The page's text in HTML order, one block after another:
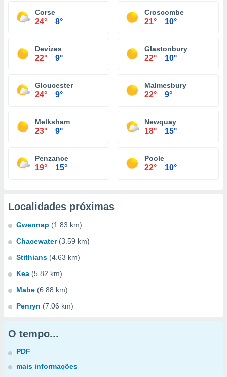
Corse
24° 8°
Croscombe
21° 10°
Devizes
22° 9°
Glastonbury
22° 10°
Gloucester
24° 9°
Malmesbury
22° 9°
Melksham
23° 9°
Newquay
18° 15°
Penzance
19° 15°
Poole
22° 10°
Localidades próximas
Gwennap (1.83 km)
Chacewater (3.59 km)
Stithians (4.63 km)
Kea (5.82 km)
Mabe (6.88 km)
Penryn (7.06 km)
O tempo...
PDF
mais informações